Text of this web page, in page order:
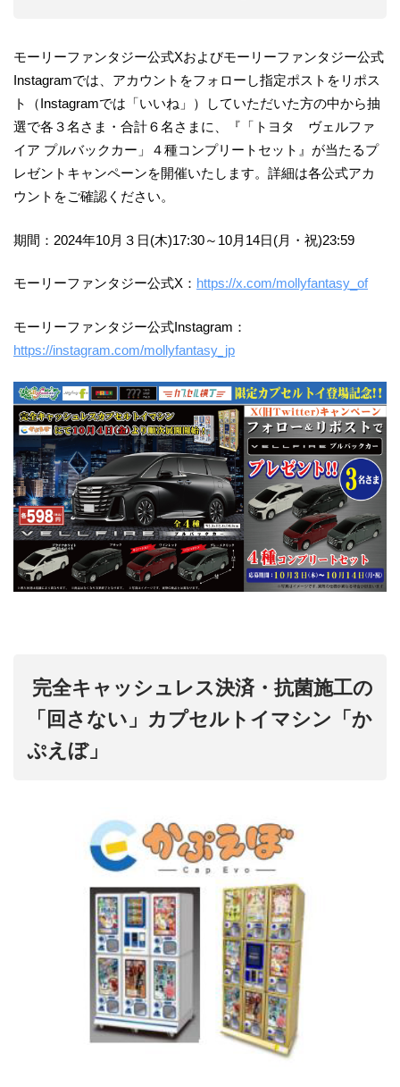
モーリーファンタジー公式Xおよびモーリーファンタジー公式
Instagramでは、アカウントをフォローし指定ポストをリポス
ト（Instagramでは「いいね」）していただいた方の中から抽
選で各３名さま・合計６名さまに、『「トヨタ ヴェルファ
イア プルバックカー」４種コンプリートセット』が当たるプ
レゼントキャンペーンを開催いたします。詳細は各公式アカ
ウントをご確認ください。
期間：2024年10月３日(木)17:30～10月14日(月・祝)23:59
モーリーファンタジー公式X： https://x.com/mollyfantasy_of
モーリーファンタジー公式Instagram：
https://instagram.com/mollyfantasy_jp
完全キャッシュレス決済・抗菌施工の
「回さない」カプセルトイマシン「か
ぷえぼ」